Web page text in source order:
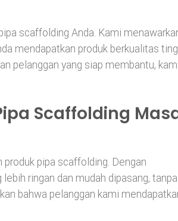
scaffolding Anda. Kami
mendapatkan produk berkualitas
pelanggan yang siap membantu,
Scaffolding
pipa scaffolding. Dengan
ringan dan mudah dipasang, tanpa
bahwa pelanggan kami